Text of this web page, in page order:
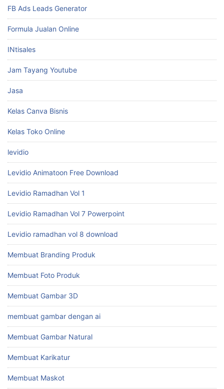
FB Ads Leads Generator
Formula Jualan Online
INtisales
Jam Tayang Youtube
Jasa
Kelas Canva Bisnis
Kelas Toko Online
levidio
Levidio Animatoon Free Download
Levidio Ramadhan Vol 1
Levidio Ramadhan Vol 7 Powerpoint
Levidio ramadhan vol 8 download
Membuat Branding Produk
Membuat Foto Produk
Membuat Gambar 3D
membuat gambar dengan ai
Membuat Gambar Natural
Membuat Karikatur
Membuat Maskot